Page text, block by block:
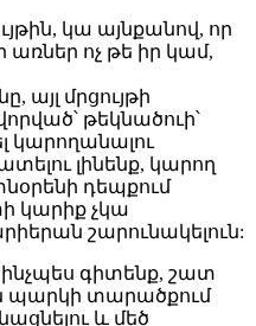
կա այնքանով, որ
ոչ թե իր կամ,
այլ մրցույթի
թեկնածուի՝
կարողանալու
լինենք, կարող
դեպքում
կարիք չկա
շարունակելուն:
գիտենք, շատ
պարկի տարածքում
և մեծ